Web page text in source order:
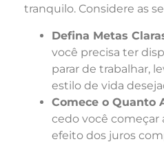
tranquilo. Considere as
Defina Metas
você precisa ter
parar de trabalhar,
estilo de vida
Comece o Quanto
cedo você começar
efeito dos juros